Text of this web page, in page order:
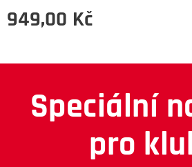
949,00 Kč
Speciální
pro